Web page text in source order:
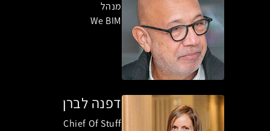
מנהל
We BIM
דפנה לברן
Chief Of Stuff